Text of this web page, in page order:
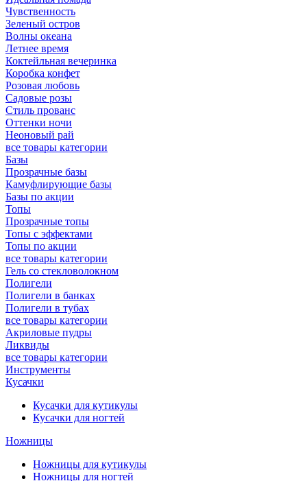
Чувственность
Зеленый остров
Волны океана
Летнее время
Коктейльная вечеринка
Коробка конфет
Розовая любовь
Садовые розы
Стиль прованс
Оттенки ночи
Неоновый рай
все товары категории
Базы
Прозрачные базы
Камуфлирующие базы
Базы по акции
Топы
Прозрачные топы
Топы с эффектами
Топы по акции
все товары категории
Гель со стекловолокном
Полигели
Полигели в банках
Полигели в тубах
все товары категории
Акриловые пудры
Ликвиды
все товары категории
Инструменты
Кусачки
Кусачки для кутикулы
Кусачки для ногтей
Ножницы
Ножницы для кутикулы
Ножницы для ногтей